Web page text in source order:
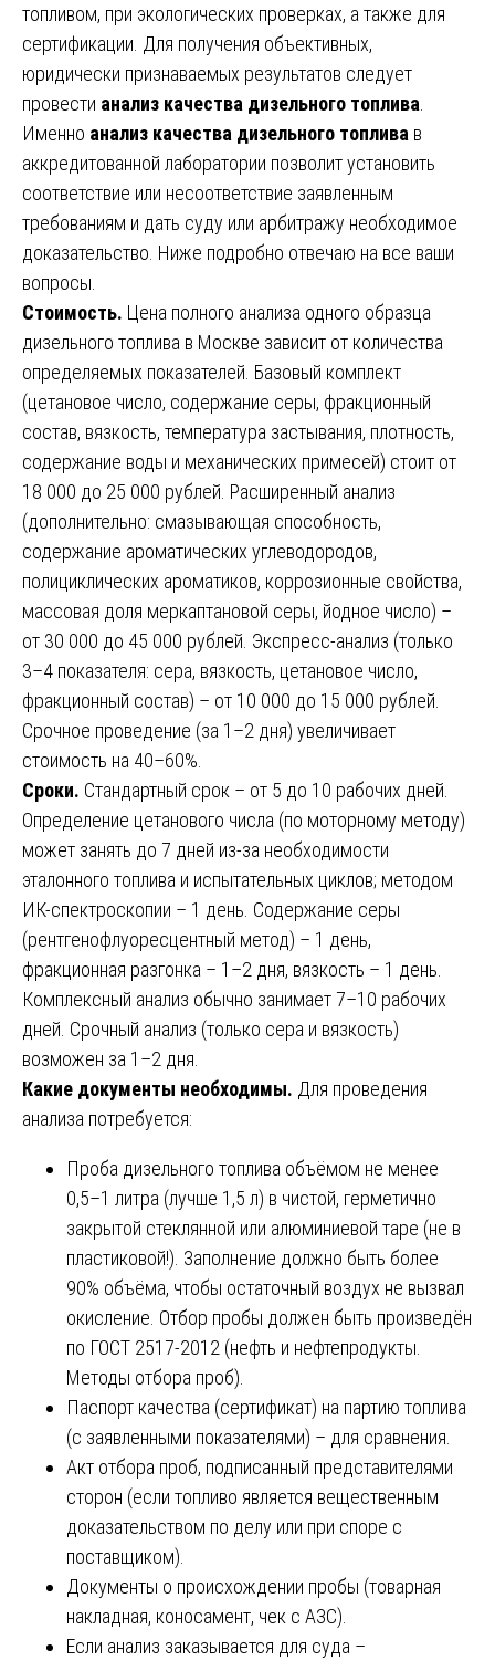
топливом, при экологических проверках, а также для
сертификации. Для получения объективных,
юридически признаваемых результатов следует
провести анализ качества дизельного топлива
Именно анализ качества дизельного топлива в
аккредитованной лаборатории позволит установить
соответствие или несоответствие заявленным
требованиям и дать суду или арбитражу необходимое
доказательство. Ниже подробно отвечаю на все ваши
вопросы.
Стоимость. Цена полного анализа одного образца
дизельного топлива в Москве зависит от количества
определяемых показателей. Базовый комплект
(цетановое число, содержание серы, фракционный
состав, вязкость, температура застывания, плотность,
содержание воды и механических примесей) стоит от
18 000 до 25 000 рублей. Расширенный анализ
(дополнительно: смазывающая способность,
содержание ароматических углеводородов,
полициклических ароматиков, коррозионные свойства,
массовая доля меркаптановой серы, йодное число) –
от 30 000 до 45 000 рублей. Экспресс-анализ (только
3–4 показателя: сера, вязкость, цетановое число,
фракционный состав) – от 10 000 до 15 000 рублей.
Срочное проведение (за 1–2 дня) увеличивает
стоимость на 40–60%.
Сроки. Стандартный срок – от 5 до 10 рабочих дней.
Определение цетанового числа (по моторному методу)
может занять до 7 дней из-за необходимости
эталонного топлива и испытательных циклов; методом
ИК-спектроскопии – 1 день. Содержание серы
(рентгенофлуоресцентный метод) – 1 день,
фракционная разгонка – 1–2 дня, вязкость – 1 день.
Комплексный анализ обычно занимает 7–10 рабочих
дней. Срочный анализ (только сера и вязкость)
возможен за 1–2 дня.
Какие документы необходимы. Для проведения
анализа потребуется:
Проба дизельного топлива объёмом не менее
0,5–1 литра (лучше 1,5 л) в чистой, герметично
закрытой стеклянной или алюминиевой таре (не в
пластиковой!). Заполнение должно быть более
90% объёма, чтобы остаточный воздух не вызвал
окисление. Отбор пробы должен быть произведён
по ГОСТ 2517-2012 (нефть и нефтепродукты.
Методы отбора проб).
Паспорт качества (сертификат) на партию топлива
(с заявленными показателями) – для сравнения.
Акт отбора проб, подписанный представителями
сторон (если топливо является вещественным
доказательством по делу или при споре с
поставщиком).
Документы о происхождении пробы (товарная
накладная, коносамент, чек с АЗС).
Если анализ заказывается для суда –